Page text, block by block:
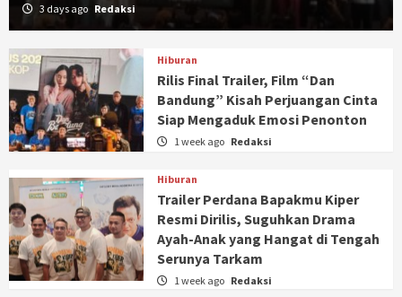
3 days ago Redaksi
Hiburan
Rilis Final Trailer, Film “Dan
Bandung” Kisah Perjuangan Cinta
Siap Mengaduk Emosi Penonton
1 week ago Redaksi
Hiburan
Trailer Perdana Bapakmu Kiper
Resmi Dirilis, Suguhkan Drama
Ayah-Anak yang Hangat di Tengah
Serunya Tarkam
1 week ago Redaksi